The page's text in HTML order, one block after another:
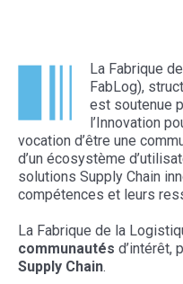
La Fabrique
FabLog),
est soutenue
l’Innovation
vocation d’être une
d’un écosystème
solutions Supply Chain
compétences et leurs
La Fabrique de la
communautés d’intérêt,
Supply Chain.